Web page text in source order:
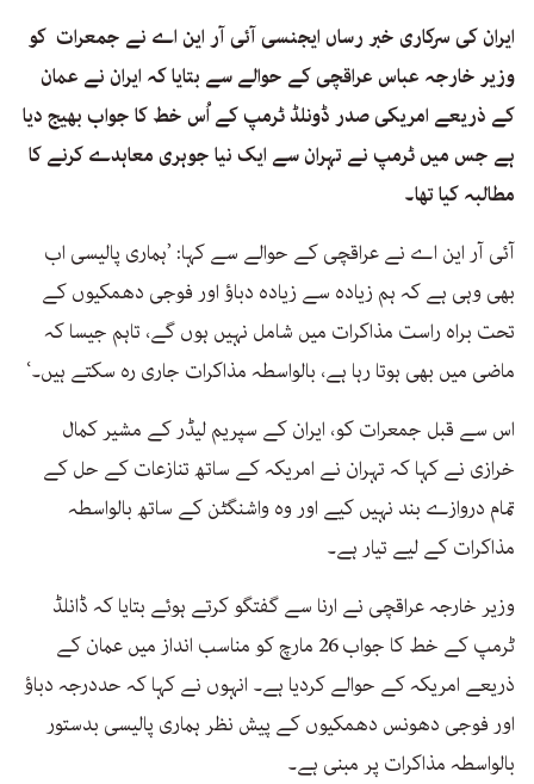
ایران کی سرکاری خبر رساں ایجنسی آئی آر این اے نے جمعرات کو
وزیر خارجہ عباس عراقچی کے حوالے سے بتایا کہ ایران نے عمان
کے ذریعے امریکی صدر ڈونلڈ ٹرمپ کے اُس خط کا جواب بھیج دیا
ہے جس میں ٹرمپ نے تہران سے ایک نیا جوہری معاہدے کرنے کا
مطالبہ کیا تھا۔
آئی آر این اے نے عراقچی کے حوالے سے کہا: ’ہماری پالیسی اب
بھی وہی ہے کہ ہم زیادہ سے زیادہ دباؤ اور فوجی دھمکیوں کے
تحت براہ راست مذاکرات میں شامل نہیں ہوں گے، تاہم جیسا کہ
ماضی میں بھی ہوتا رہا ہے، بالواسطہ مذاکرات جاری رہ سکتے ہیں۔‘
اس سے قبل جمعرات کو، ایران کے سپریم لیڈر کے مشیر کمال
خرازی نے کہا کہ تہران نے امریکہ کے ساتھ تنازعات کے حل کے
تمام دروازے بند نہیں کیے اور وہ واشنگٹن کے ساتھ بالواسطہ
مذاکرات کے لیے تیار ہے۔
وزیر خارجہ عراقچی نے ارنا سے گفتگو کرتے ہوئے بتایا کہ ڈانلڈ
ٹرمپ کے خط کا جواب 26 مارچ کو مناسب انداز میں عمان کے
ذریعے امریکہ کے حوالے کردیا ہے۔ انہوں نے کہا کہ حددرجہ دباؤ
اور فوجی دھونس دھمکیوں کے پیش نظر ہماری پالیسی بدستور
بالواسطہ مذاکرات پر مبنی ہے۔